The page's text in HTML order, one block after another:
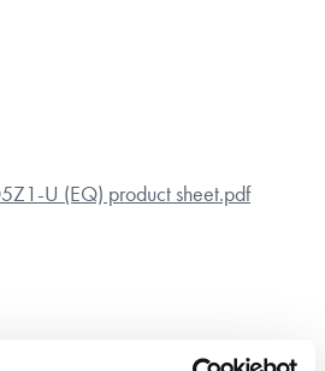
U (EQ) product sheet.pdf